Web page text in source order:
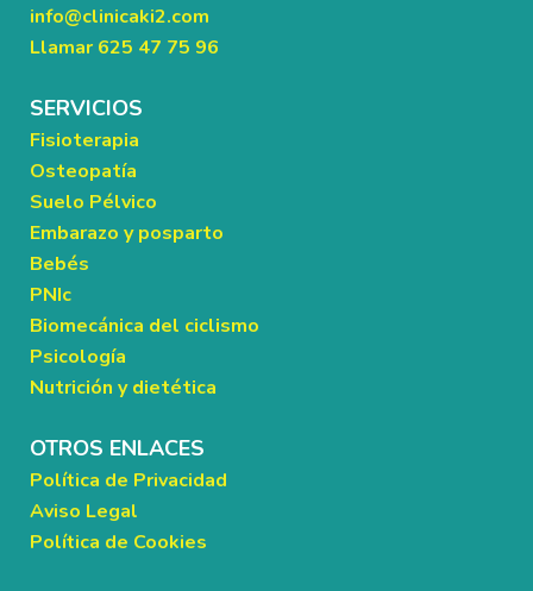
info@clinicaki2.com
Llamar 625 47 75 96
SERVICIOS
Fisioterapia
Osteopatía
Suelo Pélvico
Embarazo y posparto
Bebés
PNIc
Biomecánica del ciclismo
Psicología
Nutrición y dietética
OTROS ENLACES
Política de Privacidad
Aviso Legal
Política de Cookies